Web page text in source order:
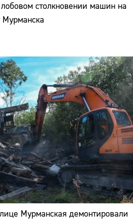
столкновении машин на
Мурманска
Мурманская демонтировали